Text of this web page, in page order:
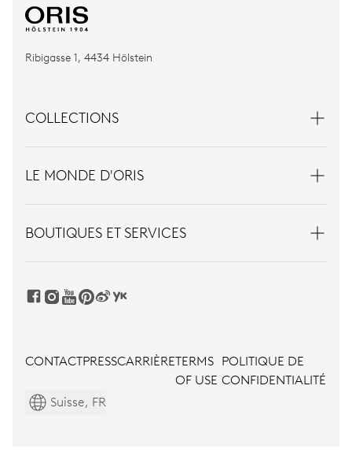
Ribigasse 1, 4434 Hölstein
COLLECTIONS
LE MONDE D'ORIS
BOUTIQUES ET SERVICES
CONTACTPRESSCARRIÈRETERMS
OF USE
POLITIQUE DE
CONFIDENTIALITÉ
Suisse, FR